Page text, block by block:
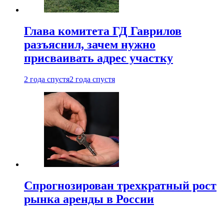
Глава комитета ГД Гаврилов
разъяснил, зачем нужно
присваивать адрес участку
2 года спустя2 года спустя
Спрогнозирован трехкратный рост
рынка аренды в России